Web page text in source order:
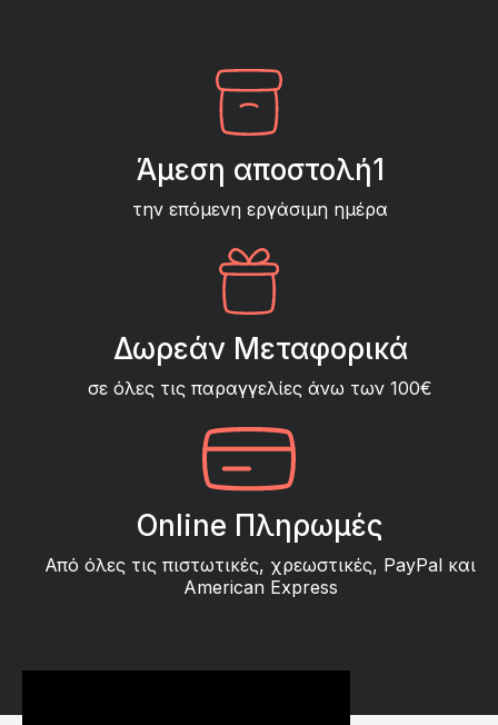
Άμεση αποστολή1
την επόμενη εργάσιμη ημέρα
Δωρεάν Μεταφορικά
σε όλες τις παραγγελίες άνω των 100€
Online Πληρωμές
Από όλες τις πιστωτικές, χρεωστικές, PayPal και
American Express